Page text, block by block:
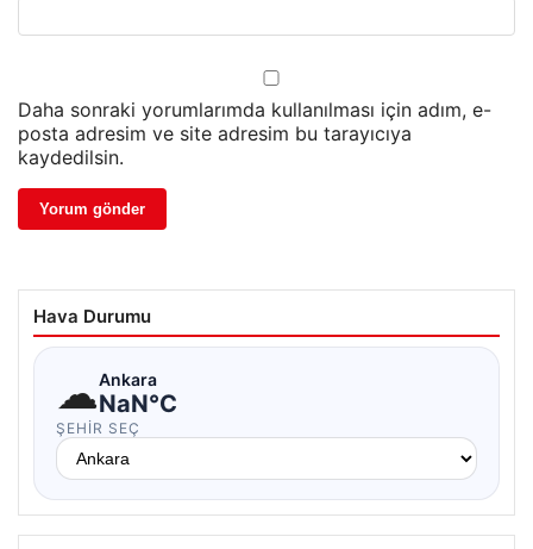
Daha sonraki yorumlarımda kullanılması için adım, e-
posta adresim ve site adresim bu tarayıcıya
kaydedilsin.
Hava Durumu
☁Ankara
NaN°C
ŞEHIR SEÇ